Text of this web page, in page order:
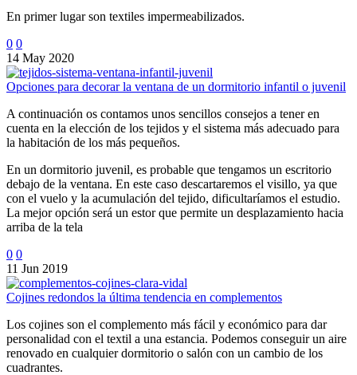
En primer lugar son textiles impermeabilizados.
0 0
14 May 2020
Opciones para decorar la ventana de un dormitorio infantil o juvenil
A continuación os contamos unos sencillos consejos a tener en
cuenta en la elección de los tejidos y el sistema más adecuado para
la habitación de los más pequeños.
En un dormitorio juvenil, es probable que tengamos un escritorio
debajo de la ventana. En este caso descartaremos el visillo, ya que
con el vuelo y la acumulación del tejido, dificultaríamos el estudio.
La mejor opción será un estor que permite un desplazamiento hacia
arriba de la tela
0 0
11 Jun 2019
Cojines redondos la última tendencia en complementos
Los cojines son el complemento más fácil y económico para dar
personalidad con el textil a una estancia. Podemos conseguir un aire
renovado en cualquier dormitorio o salón con un cambio de los
cuadrantes.